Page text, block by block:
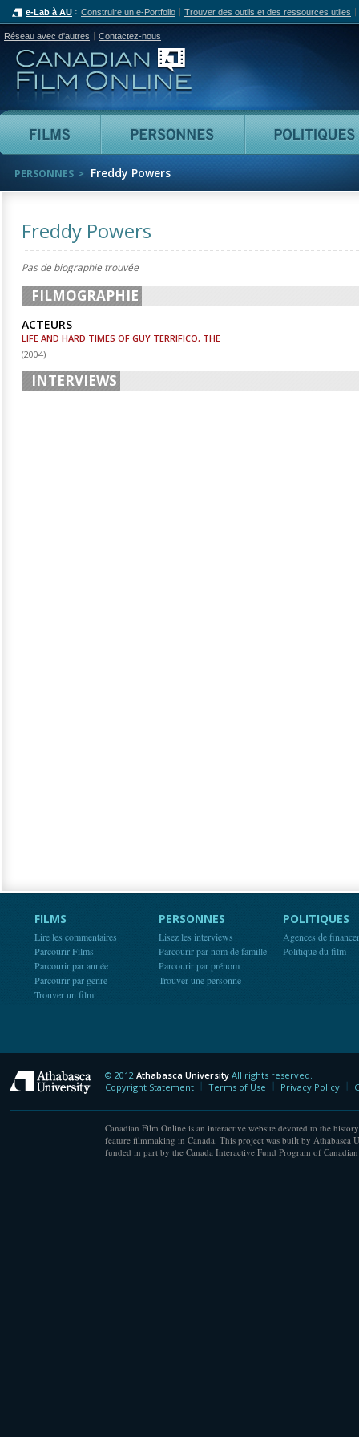
e-Lab à AU Construire un e-Portfolio Trouver des outils et des ressources utiles
Réseau avec d'autres Contactez-nous
Canadian Film Online
Films Personnes
PERSONNES Freddy Powers
Freddy Powers
Pas de biographie trouvée
FILMOGRAPHIE
ACTEURS
LIFE AND HARD TIMES OF GUY TERRIFICO, THE
(2004)
INTERVIEWS
FILMS
Lire les commentaires
Parcourir Films
Parcourir par année
Parcourir par genre
Trouver un film
PERSONNES
Lisez les interviews
Parcourir par nom de famille
Parcourir par prénom
Trouver une personne
POLITIQUES
Agences de
Politique du film
Athabasca University
© 2012 Athabasca University All rights reserved.
Copyright Statement
Terms of Use Privacy Policy
Canadian Film Online is an interactive website devoted to the
feature filmmaking in Canada. This project was built by Athabasca
funded in part by the Canada Interactive Fund Program of